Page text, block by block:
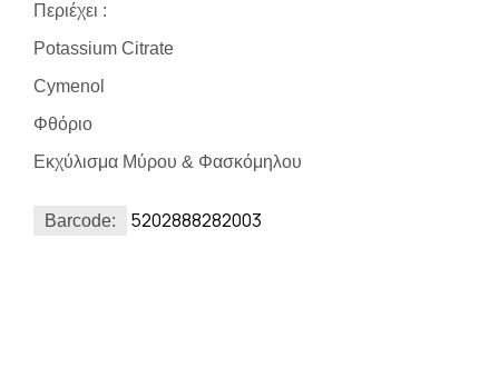
Περιέχει :
Potassium Citrate
Cymenol
Φθόριο
Εκχύλισμα Μύρου & Φασκόμηλου
Barcode: 5202888282003